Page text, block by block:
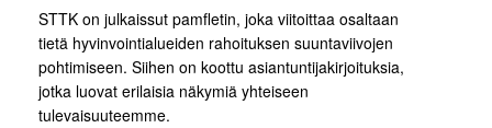
STTK on julkaissut pamfletin, joka viitoittaa osaltaan
tietä hyvinvointialueiden rahoituksen suuntaviivojen
pohtimiseen. Siihen on koottu asiantuntijakirjoituksia,
jotka luovat erilaisia näkymiä yhteiseen
tulevaisuuteemme.